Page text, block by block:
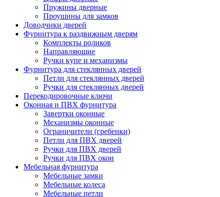
Пружины дверные
Проушины для замков
Доводчики дверей
Фурнитура к раздвижным дверям
Комплекты роликов
Направляющие
Ручки купе и механизмы
Фурнитура для стеклянных дверей
Петли для стеклянных дверей
Ручки для стеклянных дверей
Перекодировочные ключи
Оконная и ПВХ фурнитура
Завертки оконные
Механизмы оконные
Ограничители (гребенки)
Петли для ПВХ дверей
Ручки для ПВХ дверей
Ручки для ПВХ окон
Мебельная фурнитура
Мебельные замки
Мебельные колеса
Мебельные петли